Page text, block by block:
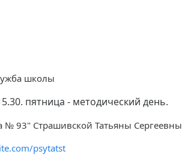
школы
пятница - методический день.
93" Страшивской Татьяны Сергеевны
psytatst